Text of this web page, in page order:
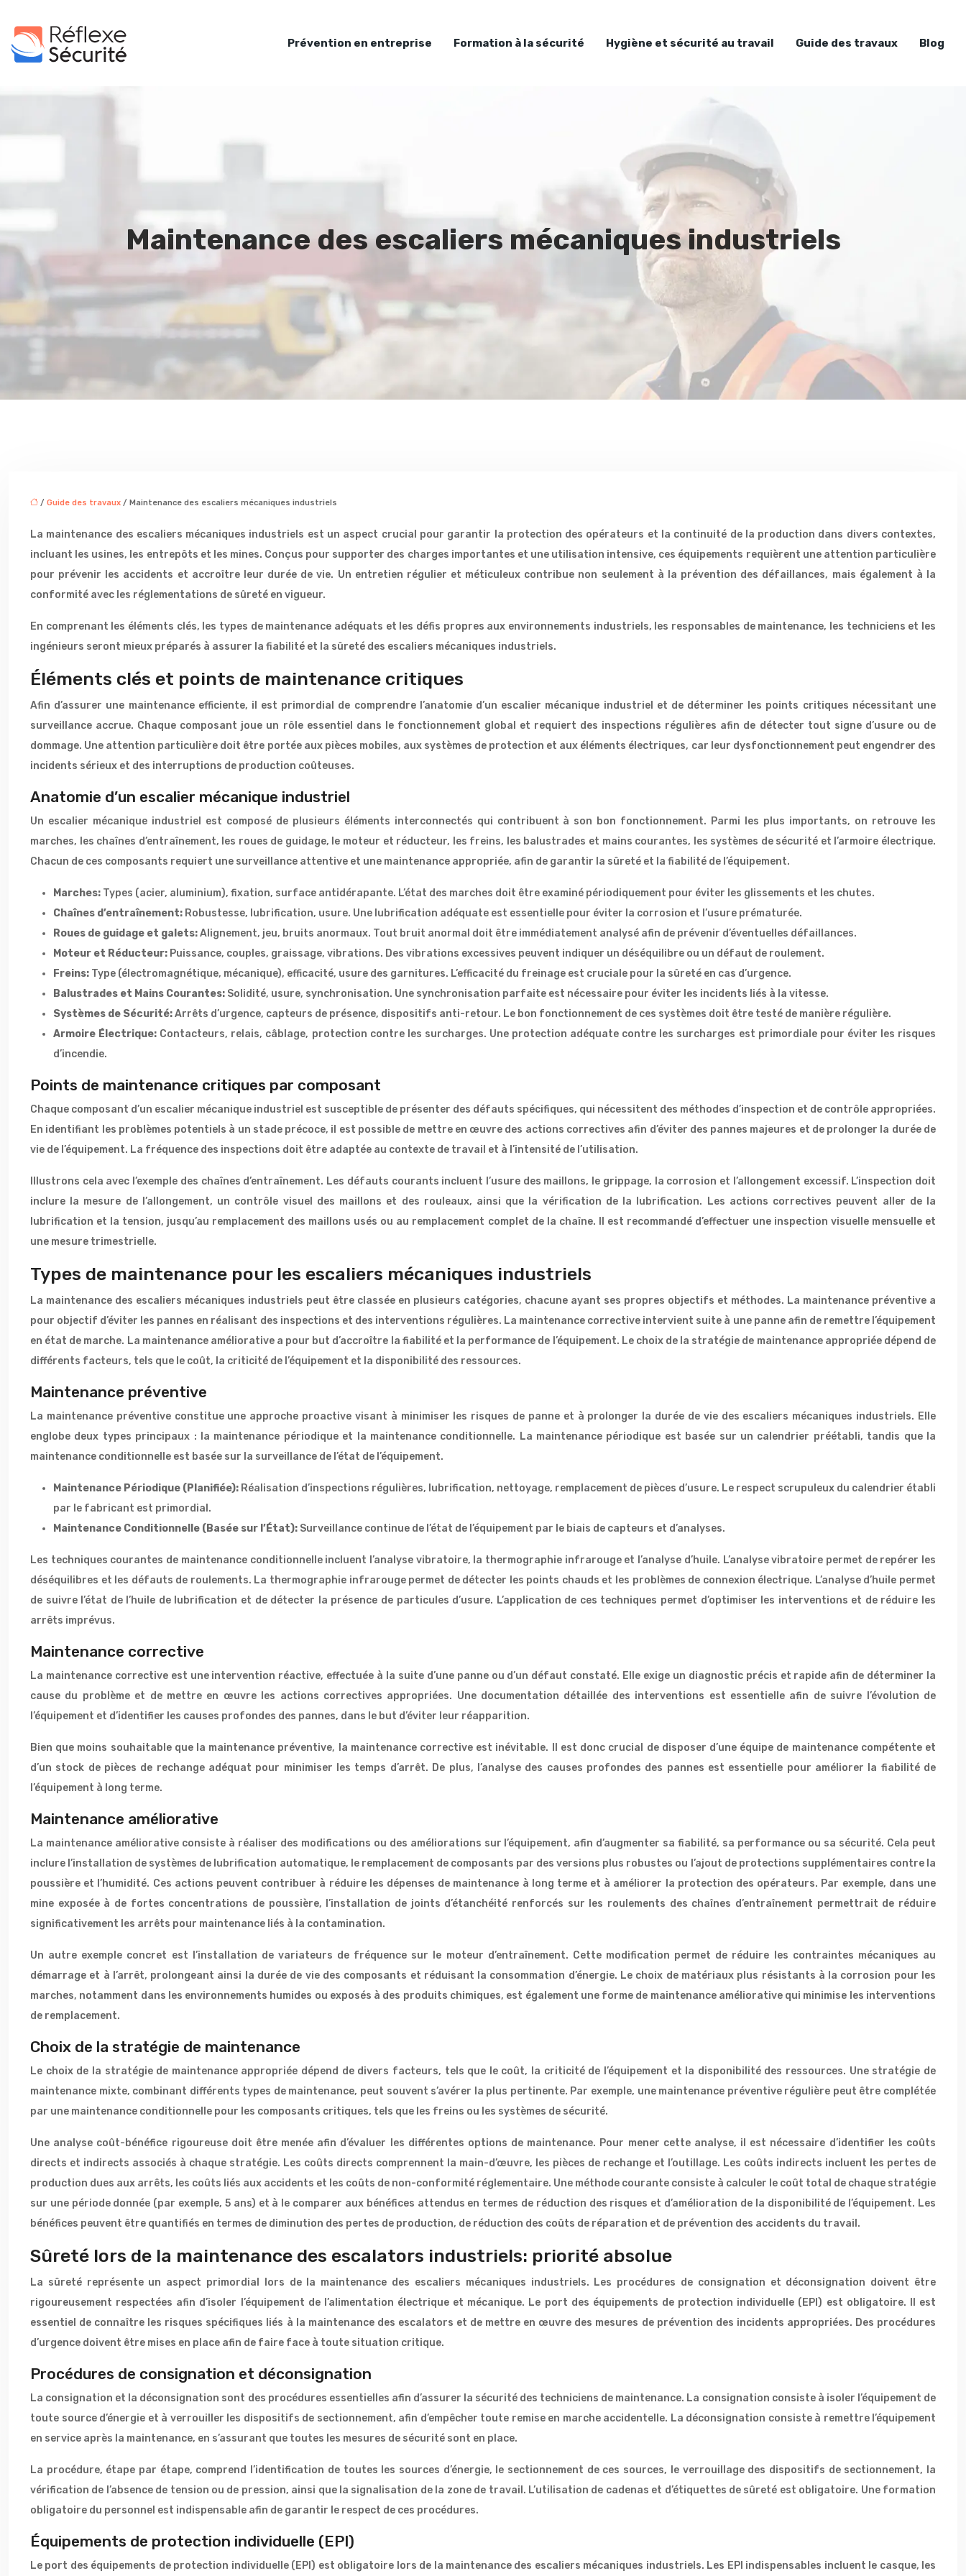
Prévention en entreprise Formation à la sécurité Hygiène et sécurité au travail Guide des travaux Blog
Maintenance des escaliers mécaniques industriels
/ Guide des travaux / Maintenance des escaliers mécaniques industriels
La maintenance des escaliers mécaniques industriels est un aspect crucial pour garantir la protection des opérateurs et la continuité de la production dans divers contextes,
incluant les usines, les entrepôts et les mines. Conçus pour supporter des charges importantes et une utilisation intensive, ces équipements requièrent une attention particulière
pour prévenir les accidents et accroître leur durée de vie. Un entretien régulier et méticuleux contribue non seulement à la prévention des défaillances, mais également à la
conformité avec les réglementations de sûreté en vigueur.
En comprenant les éléments clés, les types de maintenance adéquats et les défis propres aux environnements industriels, les responsables de maintenance, les techniciens et les
ingénieurs seront mieux préparés à assurer la fiabilité et la sûreté des escaliers mécaniques industriels.
Éléments clés et points de maintenance critiques
Afin d’assurer une maintenance efficiente, il est primordial de comprendre l’anatomie d’un escalier mécanique industriel et de déterminer les points critiques nécessitant une
surveillance accrue. Chaque composant joue un rôle essentiel dans le fonctionnement global et requiert des inspections régulières afin de détecter tout signe d’usure ou de
dommage. Une attention particulière doit être portée aux pièces mobiles, aux systèmes de protection et aux éléments électriques, car leur dysfonctionnement peut engendrer des
incidents sérieux et des interruptions de production coûteuses.
Anatomie d’un escalier mécanique industriel
Un escalier mécanique industriel est composé de plusieurs éléments interconnectés qui contribuent à son bon fonctionnement. Parmi les plus importants, on retrouve les
marches, les chaînes d’entraînement, les roues de guidage, le moteur et réducteur, les freins, les balustrades et mains courantes, les systèmes de sécurité et l’armoire électrique.
Chacun de ces composants requiert une surveillance attentive et une maintenance appropriée, afin de garantir la sûreté et la fiabilité de l’équipement.
Marches: Types (acier, aluminium), fixation, surface antidérapante. L’état des marches doit être examiné périodiquement pour éviter les glissements et les chutes.
Chaînes d’entraînement: Robustesse, lubrification, usure. Une lubrification adéquate est essentielle pour éviter la corrosion et l’usure prématurée.
Roues de guidage et galets:Alignement, jeu, bruits anormaux. Tout bruit anormal doit être immédiatement analysé afin de prévenir d’éventuelles défaillances.
Moteur et Réducteur: Puissance, couples, graissage, vibrations. Des vibrations excessives peuvent indiquer un déséquilibre ou un défaut de roulement.
Freins: Type (électromagnétique, mécanique), efficacité, usure des garnitures. L’efficacité du freinage est cruciale pour la sûreté en cas d’urgence.
Balustrades et Mains Courantes: Solidité, usure, synchronisation. Une synchronisation parfaite est nécessaire pour éviter les incidents liés à la vitesse.
Systèmes de Sécurité:Arrêts d’urgence, capteurs de présence, dispositifs anti-retour. Le bon fonctionnement de ces systèmes doit être testé de manière régulière.
Armoire Électrique: Contacteurs, relais, câblage, protection contre les surcharges. Une protection adéquate contre les surcharges est primordiale pour éviter les risques
d’incendie.
Points de maintenance critiques par composant
Chaque composant d’un escalier mécanique industriel est susceptible de présenter des défauts spécifiques, qui nécessitent des méthodes d’inspection et de contrôle appropriées.
En identifiant les problèmes potentiels à un stade précoce, il est possible de mettre en œuvre des actions correctives afin d’éviter des pannes majeures et de prolonger la durée de
vie de l’équipement. La fréquence des inspections doit être adaptée au contexte de travail et à l’intensité de l’utilisation.
Illustrons cela avec l’exemple des chaînes d’entraînement. Les défauts courants incluent l’usure des maillons, le grippage, la corrosion et l’allongement excessif. L’inspection doit
inclure la mesure de l’allongement, un contrôle visuel des maillons et des rouleaux, ainsi que la vérification de la lubrification. Les actions correctives peuvent aller de la
lubrification et la tension, jusqu’au remplacement des maillons usés ou au remplacement complet de la chaîne. Il est recommandé d’effectuer une inspection visuelle mensuelle et
une mesure trimestrielle.
Types de maintenance pour les escaliers mécaniques industriels
La maintenance des escaliers mécaniques industriels peut être classée en plusieurs catégories, chacune ayant ses propres objectifs et méthodes. La maintenance préventive a
pour objectif d’éviter les pannes en réalisant des inspections et des interventions régulières. La maintenance corrective intervient suite à une panne afin de remettre l’équipement
en état de marche. La maintenance améliorative a pour but d’accroître la fiabilité et la performance de l’équipement. Le choix de la stratégie de maintenance appropriée dépend de
différents facteurs, tels que le coût, la criticité de l’équipement et la disponibilité des ressources.
Maintenance préventive
La maintenance préventive constitue une approche proactive visant à minimiser les risques de panne et à prolonger la durée de vie des escaliers mécaniques industriels. Elle
englobe deux types principaux : la maintenance périodique et la maintenance conditionnelle. La maintenance périodique est basée sur un calendrier préétabli, tandis que la
maintenance conditionnelle est basée sur la surveillance de l’état de l’équipement.
Maintenance Périodique (Planifiée): Réalisation d’inspections régulières, lubrification, nettoyage, remplacement de pièces d’usure. Le respect scrupuleux du calendrier établi
par le fabricant est primordial.
Maintenance Conditionnelle (Basée sur l’État): Surveillance continue de l’état de l’équipement par le biais de capteurs et d’analyses.
Les techniques courantes de maintenance conditionnelle incluent l’analyse vibratoire, la thermographie infrarouge et l’analyse d’huile. L’analyse vibratoire permet de repérer les
déséquilibres et les défauts de roulements. La thermographie infrarouge permet de détecter les points chauds et les problèmes de connexion électrique. L’analyse d’huile permet
de suivre l’état de l’huile de lubrification et de détecter la présence de particules d’usure. L’application de ces techniques permet d’optimiser les interventions et de réduire les
arrêts imprévus.
Maintenance corrective
La maintenance corrective est une intervention réactive, effectuée à la suite d’une panne ou d’un défaut constaté. Elle exige un diagnostic précis et rapide afin de déterminer la
cause du problème et de mettre en œuvre les actions correctives appropriées. Une documentation détaillée des interventions est essentielle afin de suivre l’évolution de
l’équipement et d’identifier les causes profondes des pannes, dans le but d’éviter leur réapparition.
Bien que moins souhaitable que la maintenance préventive, la maintenance corrective est inévitable. Il est donc crucial de disposer d’une équipe de maintenance compétente et
d’un stock de pièces de rechange adéquat pour minimiser les temps d’arrêt. De plus, l’analyse des causes profondes des pannes est essentielle pour améliorer la fiabilité de
l’équipement à long terme.
Maintenance améliorative
La maintenance améliorative consiste à réaliser des modifications ou des améliorations sur l’équipement, afin d’augmenter sa fiabilité, sa performance ou sa sécurité. Cela peut
inclure l’installation de systèmes de lubrification automatique, le remplacement de composants par des versions plus robustes ou l’ajout de protections supplémentaires contre la
poussière et l’humidité. Ces actions peuvent contribuer à réduire les dépenses de maintenance à long terme et à améliorer la protection des opérateurs. Par exemple, dans une
mine exposée à de fortes concentrations de poussière, l’installation de joints d’étanchéité renforcés sur les roulements des chaînes d’entraînement permettrait de réduire
significativement les arrêts pour maintenance liés à la contamination.
Un autre exemple concret est l’installation de variateurs de fréquence sur le moteur d’entraînement. Cette modification permet de réduire les contraintes mécaniques au
démarrage et à l’arrêt, prolongeant ainsi la durée de vie des composants et réduisant la consommation d’énergie. Le choix de matériaux plus résistants à la corrosion pour les
marches, notamment dans les environnements humides ou exposés à des produits chimiques, est également une forme de maintenance améliorative qui minimise les interventions
de remplacement.
Choix de la stratégie de maintenance
Le choix de la stratégie de maintenance appropriée dépend de divers facteurs, tels que le coût, la criticité de l’équipement et la disponibilité des ressources. Une stratégie de
maintenance mixte, combinant différents types de maintenance, peut souvent s’avérer la plus pertinente. Par exemple, une maintenance préventive régulière peut être complétée
par une maintenance conditionnelle pour les composants critiques, tels que les freins ou les systèmes de sécurité.
Une analyse coût-bénéfice rigoureuse doit être menée afin d’évaluer les différentes options de maintenance. Pour mener cette analyse, il est nécessaire d’identifier les coûts
directs et indirects associés à chaque stratégie. Les coûts directs comprennent la main-d’œuvre, les pièces de rechange et l’outillage. Les coûts indirects incluent les pertes de
production dues aux arrêts, les coûts liés aux accidents et les coûts de non-conformité réglementaire. Une méthode courante consiste à calculer le coût total de chaque stratégie
sur une période donnée (par exemple, 5 ans) et à le comparer aux bénéfices attendus en termes de réduction des risques et d’amélioration de la disponibilité de l’équipement. Les
bénéfices peuvent être quantifiés en termes de diminution des pertes de production, de réduction des coûts de réparation et de prévention des accidents du travail.
Sûreté lors de la maintenance des escalators industriels: priorité absolue
La sûreté représente un aspect primordial lors de la maintenance des escaliers mécaniques industriels. Les procédures de consignation et déconsignation doivent être
rigoureusement respectées afin d’isoler l’équipement de l’alimentation électrique et mécanique. Le port des équipements de protection individuelle (EPI) est obligatoire. Il est
essentiel de connaître les risques spécifiques liés à la maintenance des escalators et de mettre en œuvre des mesures de prévention des incidents appropriées. Des procédures
d’urgence doivent être mises en place afin de faire face à toute situation critique.
Procédures de consignation et déconsignation
La consignation et la déconsignation sont des procédures essentielles afin d’assurer la sécurité des techniciens de maintenance. La consignation consiste à isoler l’équipement de
toute source d’énergie et à verrouiller les dispositifs de sectionnement, afin d’empêcher toute remise en marche accidentelle. La déconsignation consiste à remettre l’équipement
en service après la maintenance, en s’assurant que toutes les mesures de sécurité sont en place.
La procédure, étape par étape, comprend l’identification de toutes les sources d’énergie, le sectionnement de ces sources, le verrouillage des dispositifs de sectionnement, la
vérification de l’absence de tension ou de pression, ainsi que la signalisation de la zone de travail. L’utilisation de cadenas et d’étiquettes de sûreté est obligatoire. Une formation
obligatoire du personnel est indispensable afin de garantir le respect de ces procédures.
Équipements de protection individuelle (EPI)
Le port des équipements de protection individuelle (EPI) est obligatoire lors de la maintenance des escaliers mécaniques industriels. Les EPI indispensables incluent le casque, les